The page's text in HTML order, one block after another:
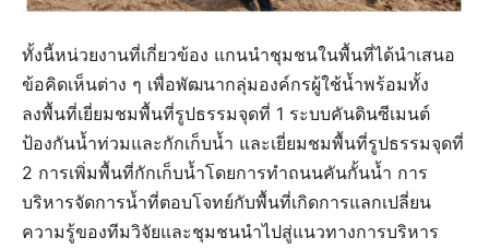
ทั้งนี้หน่วยงานที่เกี่ยวข้อง แกนนำชุมชนในพื้นที่ได้นำเสนอ
ข้อคิดเห็นต่าง ๆ เพื่อพัฒนากลุ่มองค์กรผู้ใช้น้ำพร้อมทั้ง
ลงพื้นที่เยี่ยมชมพื้นที่รูปธรรมจุดที่ 1 ระบบคันดินซีเมนต์
ป้องกันน้ำท่วมและกักเก็บน้ำ และเยี่ยมชมพื้นที่รูปธรรมจุดที่
2 การเพิ่มพื้นที่กักเก็บน้ำโดยการทำถนนคันกั้นน้ำ​ การ
บริหารจัดการน้ำที่ตอบ​โจทย์​กับพื้นที่เกิดการแลกเปลี่ยน
ความรู้ของทีมวิจัยและชุมชน​นำไปสู่แนวทางการบริหาร